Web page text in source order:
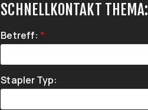
SCHNELLKONTAKT THEMA:
Betreff: *
Stapler Typ: